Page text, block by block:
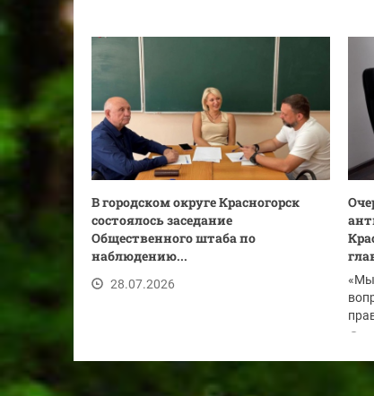
В городском округе Красногорск
состоялось заседание
Общественного штаба по
наблюдению...
28.07.2026
«Мы
по...